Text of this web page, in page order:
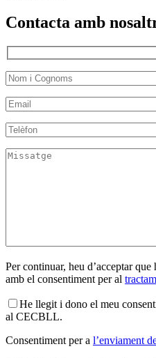
Contacta amb
Per continuar, heu d’acceptar
amb el consentiment per al
He llegit i dono el meu
al CECBLL.
Consentiment per a l’enviament